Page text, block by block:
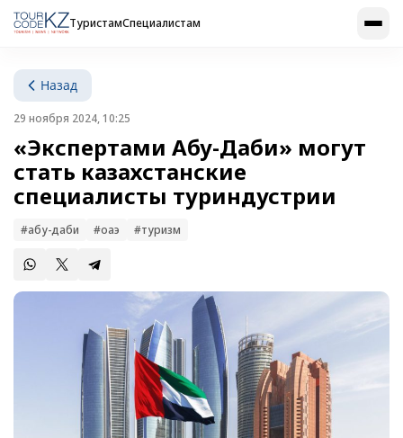
ТуристамСпециалистам
Назад
29 ноября 2024, 10:25
«Экспертами Абу-Даби» могут
стать казахстанские
специалисты туриндустрии
#абу-даби #оаэ #туризм